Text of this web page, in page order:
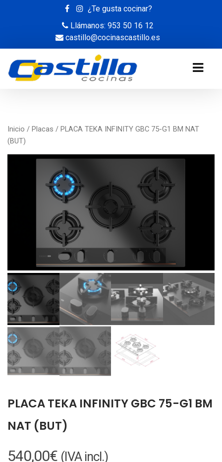
¿Te gusta cocinar?
Llámanos: 953 50 16 12
castillo@cocinascastillo.es
Inicio / Placas / PLACA TEKA INFINITY GBC 75-G1 BM NAT
(BUT)
PLACA TEKA INFINITY GBC 75-G1 BM
NAT (BUT)
540,00€ (IVA incl.)